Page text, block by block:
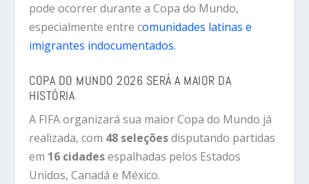
pode ocorrer durante a Copa do Mundo,
especialmente entre comunidades latinas e
imigrantes indocumentados.
COPA DO MUNDO 2026 SERÁ A MAIOR DA
HISTÓRIA
A FIFA organizará sua maior Copa do Mundo já
realizada, com 48 seleçõesdisputando partidas
em 16 cidadesespalhadas pelos Estados
Unidos, Canadá e México.